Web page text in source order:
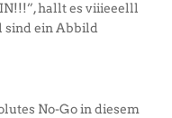
hallt es viiieeelll
sind ein Abbild
No-Go in diesem